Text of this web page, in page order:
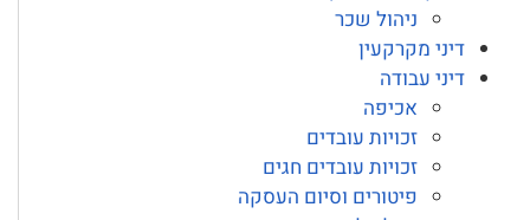
ניהול שכר
דיני מקרקעין
דיני עבודה
אכיפה
זכויות עובדים
זכויות עובדים חגים
פיטורים וסיום העסקה